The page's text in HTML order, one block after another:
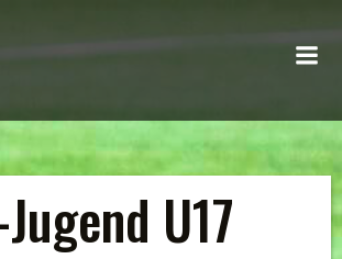
Inhalt
U17